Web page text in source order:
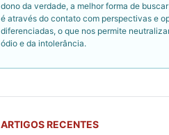
dono da verdade, a melhor forma de
é através do contato com perspectivas e
diferenciadas, o que nos permite
ódio e da intolerância.
ARTIGOS RECENTES